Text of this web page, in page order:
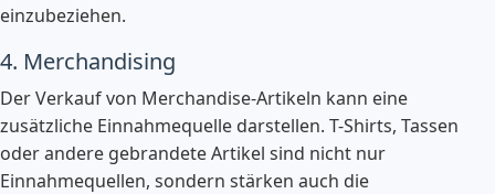
einzubeziehen.
4. Merchandising
Der Verkauf von Merchandise-Artikeln kann eine
zusätzliche Einnahmequelle darstellen. T-Shirts, Tassen
oder andere gebrandete Artikel sind nicht nur
Einnahmequellen, sondern stärken auch die